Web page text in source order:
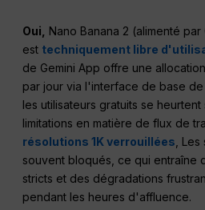
Oui,
Nano Banana 2 (alimenté par
est techniquement libre
de Gemini App offre une
par jour via l'interface de base de
les utilisateurs gratuits se
limitations en matière de flux de
résolutions 1K verrouillées ,
souvent bloqués, ce qui entraîne
stricts et des dégradations
pendant les heures d'affluence.